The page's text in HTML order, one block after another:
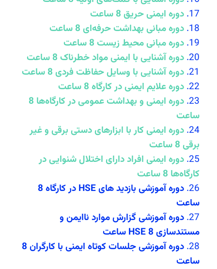
دوره ایمنی حریق 8 ساعت
دوره مبانی بهداشت حرفه‌ای 8 ساعت
دوره مبانی محیط زیست 8 ساعت
دوره آشنایی با ایمنی مواد خطرناک 8 ساعت
دوره آشنایی با وسایل حفاظت فردی 8 ساعت
دوره علایم ایمنی در کارگاه 8 ساعت
دوره ایمنی و بهداشت عمومی در کارگاه‌ها 8
ساعت
دوره ایمنی کار با ابزارهای دستی برقی و غیر
برقی 8 ساعت
دوره ایمنی افراد دارای اختلال شنوایی در
کارگاه‌ها 8 ساعت
دوره آموزشی بازدید های HSE در کارگاه 8
ساعت
دوره آموزشی گزارش موارد ناایمن و
مستندسازی HSE 8 ساعت
دوره آموزشی جلسات کوتاه ایمنی با کارگران 8
ساعت